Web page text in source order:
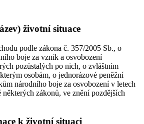
životní situace
podle zákona č. 357/2005 Sb., o
boje za vznik a osvobození
pozůstalých po nich, o zvláštním
osobám, o jednorázové peněžní
národního boje za osvobození v letech
některých zákonů, ve znění pozdějších
k životní situaci